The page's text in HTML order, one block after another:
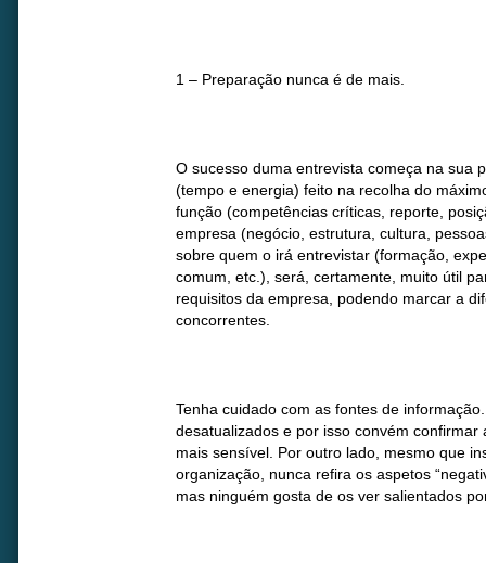
1 – Preparação nunca é de mais.
O sucesso duma entrevista começa na sua
(tempo e energia) feito na recolha do
função (competências críticas, reporte,
empresa (negócio, estrutura, cultura,
sobre quem o irá entrevistar (formação,
comum, etc.), será, certamente, muito útil
requisitos da empresa, podendo marcar a
concorrentes.
Tenha cuidado com as fontes de
desatualizados e por isso convém
mais sensível. Por outro lado, mesmo que
organização, nunca refira os aspetos
mas ninguém gosta de os ver salientados